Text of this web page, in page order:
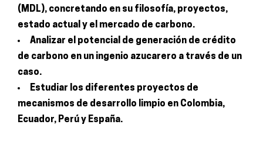
(MDL), concretando en su filosofía, proyectos,
estado actual y el mercado de carbono.
Analizar el potencial de generación de crédito
de carbono en un ingenio azucarero a través de un
caso.
Estudiar los diferentes proyectos de
mecanismos de desarrollo limpio en Colombia,
Ecuador, Perú y España.